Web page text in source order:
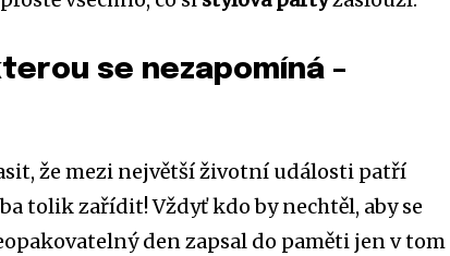
se nezapomíná –
že mezi největší životní události patří
tolik zařídit! Vždyť kdo by nechtěl, aby se
den zapsal do paměti jen v tom